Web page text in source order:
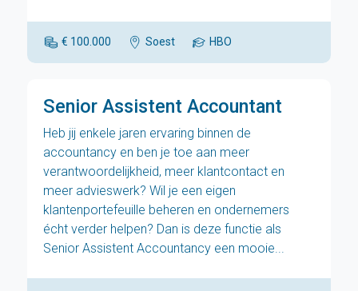
€ 100.000 Soest HBO
Senior Assistent Accountant
Heb jij enkele jaren ervaring binnen de
accountancy en ben je toe aan meer
verantwoordelijkheid, meer klantcontact en
meer advieswerk? Wil je een eigen
klantenportefeuille beheren en ondernemers
écht verder helpen? Dan is deze functie als
Senior Assistent Accountancy een mooie...